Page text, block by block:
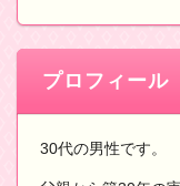
プロフィール
30代の男性です。